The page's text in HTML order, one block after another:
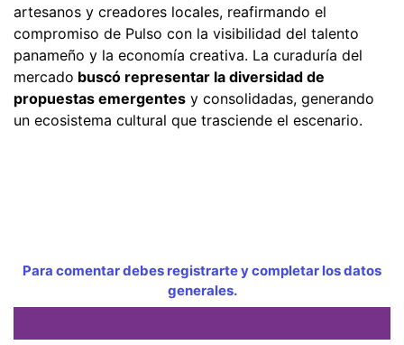
artesanos y creadores locales, reafirmando el
compromiso de Pulso con la visibilidad del talento
panameño y la economía creativa. La curaduría del
mercado buscó representar la diversidad de
propuestas emergentes y consolidadas, generando
un ecosistema cultural que trasciende el escenario.
Para comentar debes registrarte y completar los datos
generales.